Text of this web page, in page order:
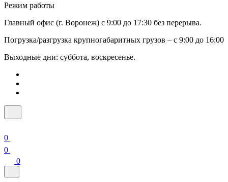
Режим работы
Главный офис (г. Воронеж) с 9:00 до 17:30 без перерыва.
Погрузка/разгрузка крупногабаритных грузов – с 9:00 до 16:00
Выходные дни: суббота, воскресенье.
0
0
0